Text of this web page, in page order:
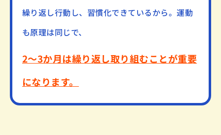
繰り返し行動し、習慣化できているから。運動
も原理は同じで、
2～3か月は繰り返し取り組むことが重要
になります。